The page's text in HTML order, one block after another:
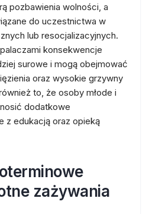
pozbawienia wolności, a
do uczestnictwa w
lub resocjalizacyjnych.
konsekwencje
surowe i mogą obejmować
oraz wysokie grzywny
to, że osoby młode i
dodatkowe
z edukacją oraz opieką
zażywania